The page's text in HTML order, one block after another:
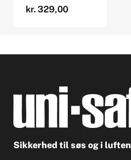
kr.329,00
Sikkerhed til søs og i luften